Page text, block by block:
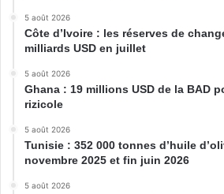
5 août 2026
Côte d’Ivoire : les réserves de
milliards USD en juillet
5 août 2026
Ghana : 19 millions USD de la BAD
rizicole
5 août 2026
Tunisie : 352 000 tonnes d’huile
novembre 2025 et fin juin 2026
5 août 2026